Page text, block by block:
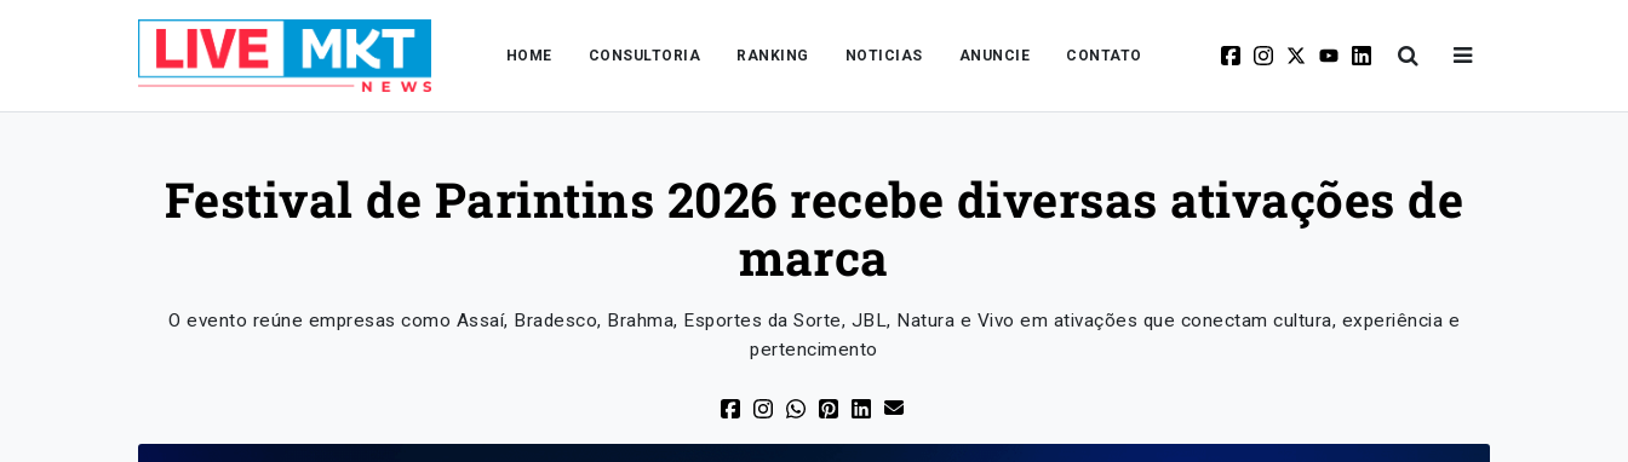
HOME CONSULTORIA RANKING NOTICIAS ANUNCIE CONTATO
Festival de Parintins 2026 recebe diversas ativações de
marca
O evento reúne empresas como Assaí, Bradesco, Brahma, Esportes da Sorte, JBL, Natura e Vivo em ativações que conectam cultura, experiência e
pertencimento